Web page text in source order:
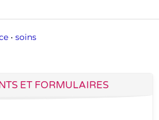
• soins
ET FORMULAIRES